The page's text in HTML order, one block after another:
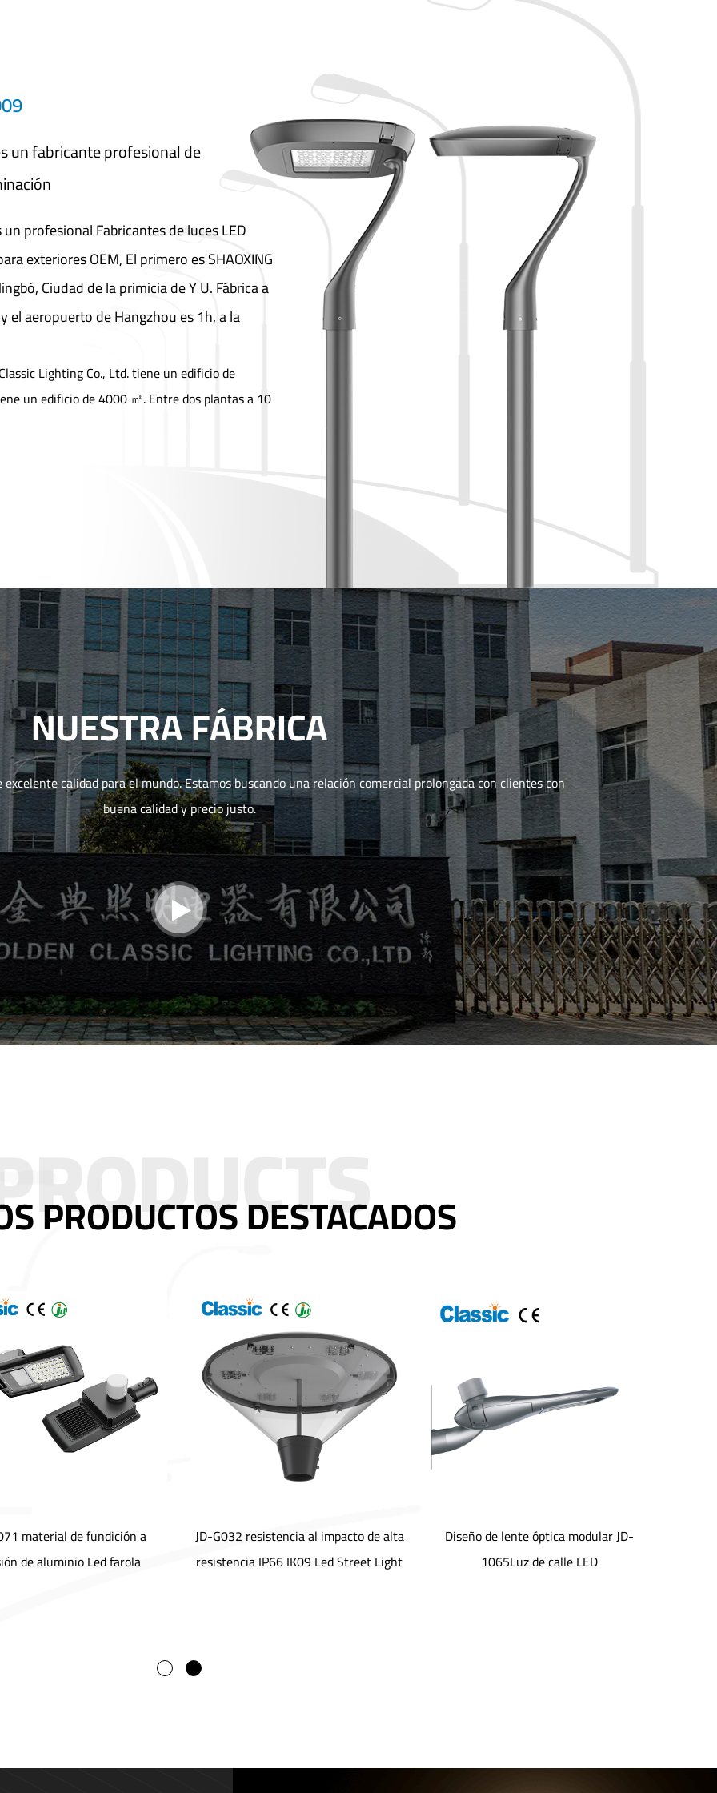
un fabricante profesional de
un profesionalFabricantes de luces LED
exteriores OEM, El primero es SHAOXING
Ciudad de la primicia de Y U. Fábrica a
el aeropuerto de Hangzhou es 1h, a la
Lighting Co., Ltd. tiene un edificio de
un edificio de 4000 ㎡. Entre dos plantas a 10
NUESTRA FÁBRICA
calidad para el mundo. Estamos buscando una relación comercial prolongada con clientes con
buena calidad y precio justo.
PRODUCTOS DESTACADOS
material de fundición a
de aluminio Led farola
JD-G032 resistencia al impacto de alta
resistencia IP66 IK09 Led Street Light
Diseño de lente óptica modular JD-
1065Luz de calle LED